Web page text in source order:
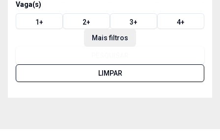
Vaga(s)
1+ 2+ 3+ 4+
Mais filtros
LIMPAR